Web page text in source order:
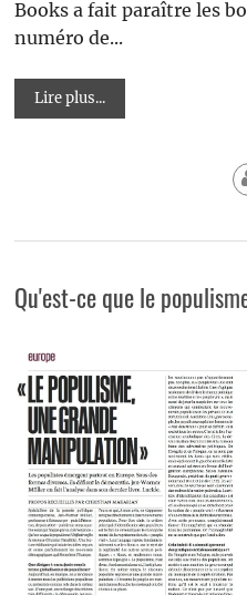
Books a fait paraître les
numéro de...
Lire plus...
Qu'est-ce que le